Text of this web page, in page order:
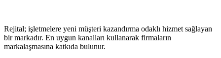
Rejital; işletmelere yeni müşteri kazandırma odaklı hizmet sağlayan
bir markadır. En uygun kanalları kullanarak firmaların
markalaşmasına katkıda bulunur.